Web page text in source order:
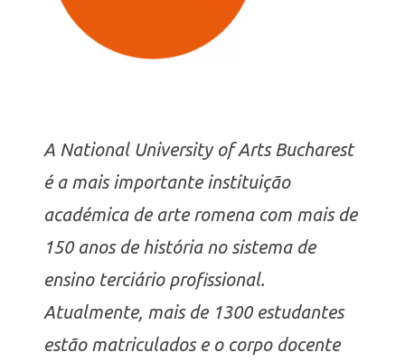
A National University of Arts Bucharest
é a mais importante instituição
académica de arte romena com mais de
150 anos de história no sistema de
ensino terciário profissional.
Atualmente, mais de 1300 estudantes
estão matriculados e o corpo docente